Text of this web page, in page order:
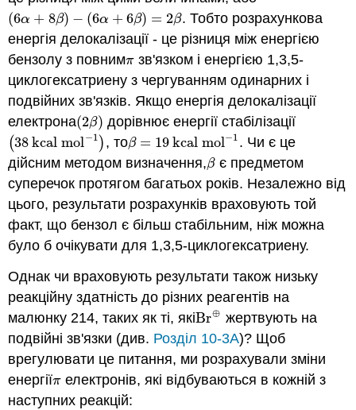
(6α + 8β) − (6α + 6β) = 2β
(6α+8 β)−( 6α+6β )= 2β
. Тобто розрахункова
енергія делокалізації - це різниця між енергією
бензолу з повнимπ
π зв'язком і енергією 1,3,5-
циклогексатриену з чергуванням одинарних і
подвійних зв'язків. Якщо енергія делокалізації
електрона(2β)
(2β) дорівнює енергії стабілізації
(38 kcal mol−1 )
(38 kcal mol−1) , тоβ = 19kcal mol−1
β=19kcal mol−1
. Чи є це
дійсним методом визначення,β
β є предметом
суперечок протягом багатьох років. Незалежно від
цього, результати розрахунків враховують той
факт, що бензол є більш стабільним, ніж можна
було б очікувати для 1,3,5-циклогексатриену.
Однак чи враховують результати також низьку
реакційну здатність до різних реагентів на
малюнку 214, таких як ті, якіBr⊕
Br⊕ жертвують на
подвійні зв'язки (див. Розділ 10-3A)? Щоб
врегулювати це питання, ми розрахували зміни
енергіїπ
π електронів, які відбуваються в кожній з
наступних реакцій: